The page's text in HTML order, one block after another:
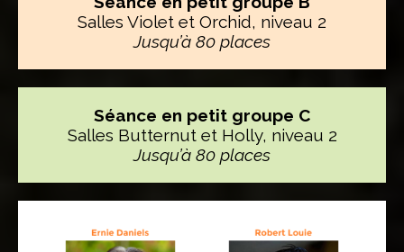
Salles Violet et Orchid, niveau 2
Jusqu’à 80 places
Séance en petit groupe C
Salles Butternut et Holly, niveau 2
Jusqu’à 80 places